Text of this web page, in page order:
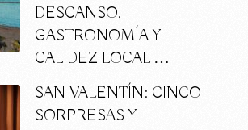
DESCANSO,
GASTRONOMÍA Y
CALIDEZ LOCAL …
SAN VALENTÍN: CINCO
SORPRESAS Y